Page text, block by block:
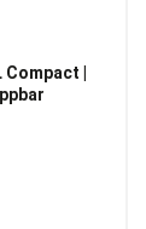
|